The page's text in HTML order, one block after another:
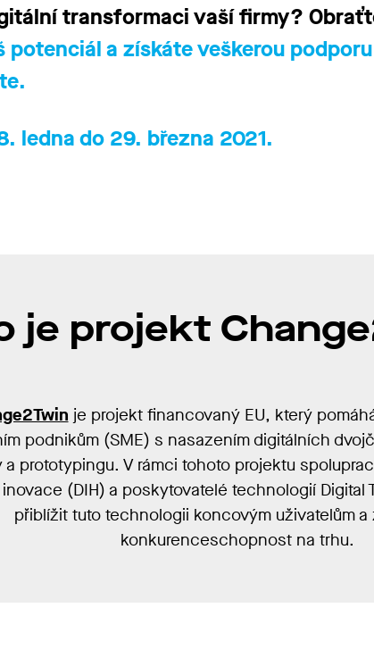
transformaci vaší firmy?
potenciál a získáte veškerou
ledna do 29. března 2021.
je projekt
je projekt financovaný EU, který
podnikům (SME) s nasazením digitálních
a prototypingu. V rámci tohoto projektu
(DIH) a poskytovatelé technologií Digital
přiblížit tuto technologii koncovým uživatelům
konkurenceschopnost na trhu.